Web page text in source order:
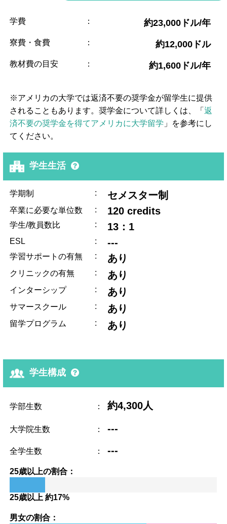
学費 ： 約23,000ドル/年
寮費・食費 ： 約12,000ドル
教材費の目安 ： 約1,600ドル/年
※アメリカの大学では返済不要の奨学金が留学生に提供
されることもあります。奨学金について詳しくは、「返
済不要の奨学金を得てアメリカに大学留学 」を参考にし
てください。
学生生活
学期制 : セメスター制
卒業に必要な単位数 : 120 credits
学生/教員数比 : 13：1
ESL : ---
学習サポートの有無 : あり
クリニックの有無 : あり
インターシップ : あり
サマースクール : あり
留学プログラム : あり
学生構成
学部生数 ： 約4,300人
大学院生数 ： ---
全学生数 ： ---
25歳以上の割合：
25歳以上 約17%
男女の割合：